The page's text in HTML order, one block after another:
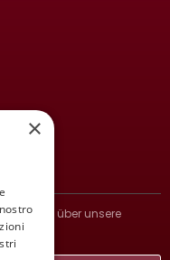
über unsere
×